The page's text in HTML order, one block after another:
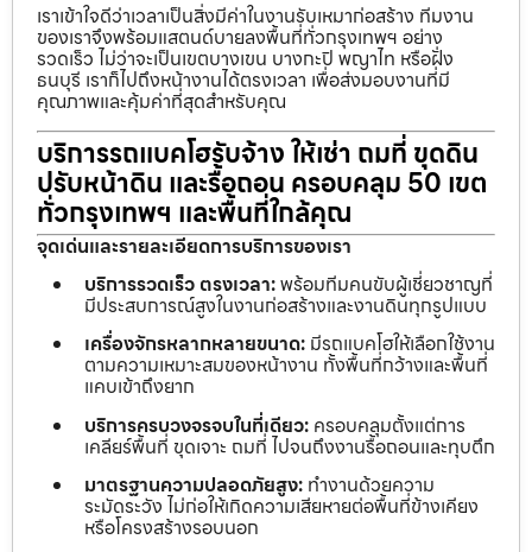
เราเข้าใจดีว่าเวลาเป็นสิ่งมีค่าในงานรับเหมาก่อสร้าง ทีมงาน
ของเราจึงพร้อมแสตนด์บายลงพื้นที่ทั่วกรุงเทพฯ อย่าง
รวดเร็ว ไม่ว่าจะเป็นเขตบางเขน บางกะปิ พญาไท หรือฝั่ง
ธนบุรี เราก็ไปถึงหน้างานได้ตรงเวลา เพื่อส่งมอบงานที่มี
คุณภาพและคุ้มค่าที่สุดสำหรับคุณ
บริการรถแบคโฮรับจ้าง ให้เช่า ถมที่ ขุดดิน
ปรับหน้าดิน และรื้อถอน ครอบคลุม 50 เขต
ทั่วกรุงเทพฯ และพื้นที่ใกล้คุณ
จุดเด่นและรายละเอียดการบริการของเรา
บริการรวดเร็ว ตรงเวลา:พร้อมทีมคนขับผู้เชี่ยวชาญที่
มีประสบการณ์สูงในงานก่อสร้างและงานดินทุกรูปแบบ
เครื่องจักรหลากหลายขนาด: มีรถแบคโฮให้เลือกใช้งาน
ตามความเหมาะสมของหน้างาน ทั้งพื้นที่กว้างและพื้นที่
แคบเข้าถึงยาก
บริการครบวงจรจบในที่เดียว: ครอบคลุมตั้งแต่การ
เคลียร์พื้นที่ ขุดเจาะ ถมที่ ไปจนถึงงานรื้อถอนและทุบตึก
มาตรฐานความปลอดภัยสูง: ทำงานด้วยความ
ระมัดระวัง ไม่ก่อให้เกิดความเสียหายต่อพื้นที่ข้างเคียง
หรือโครงสร้างรอบนอก